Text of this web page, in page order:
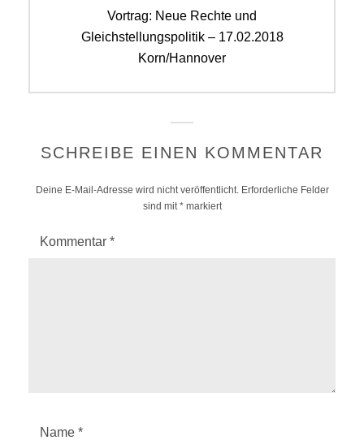
Next
post:
Vortrag: Neue Rechte und
Gleichstellungspolitik – 17.02.2018
Korn/Hannover
SCHREIBE EINEN KOMMENTAR
Deine E-Mail-Adresse wird nicht veröffentlicht. Erforderliche Felder
sind mit*markiert
Kommentar *
Name *